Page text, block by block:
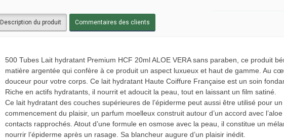
Description du produit Commentaires des clients
500 Tubes Lait hydratant Premium HCF 20ml ALOE VERA sans paraben, ce produit
matière argentée qui confère à ce produit un aspect luxueux et haut de gamme. Au
douceur pour votre corps. Ce lait hydratant Haute Coiffure Française est un soin
Riche en actifs hydratants, il nourrit et adoucit la peau, tout en laissant un film satiné.
Ce lait hydratant des couches supérieures de l’épiderme peut aussi être utilisé pour
commencement du plaisir, un parfum moelleux construit autour d’un accord avec
contacts rapprochés. Atout d’une formule en osmose avec la peau, il constitue un
nourrir l’épiderme après un rasage. Sa blancheur augure d’un plaisir inédit.